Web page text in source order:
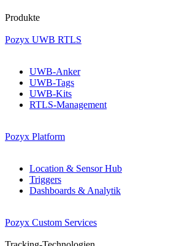
Produkte
Pozyx UWB RTLS
UWB-Anker
UWB-Tags
UWB-Kits
RTLS-Management
Pozyx Platform
Location & Sensor Hub
Triggers
Dashboards & Analytik
Pozyx Custom Services